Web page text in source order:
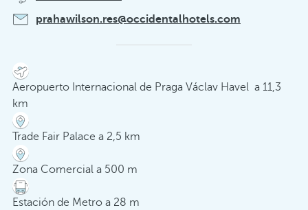
prahawilson.res@occidentalhotels.com
Aeropuerto Internacional de Praga Václav Havel a 11,3
km
Trade Fair Palace a 2,5 km
Zona Comercial a 500 m
Estación de Metro a 28 m